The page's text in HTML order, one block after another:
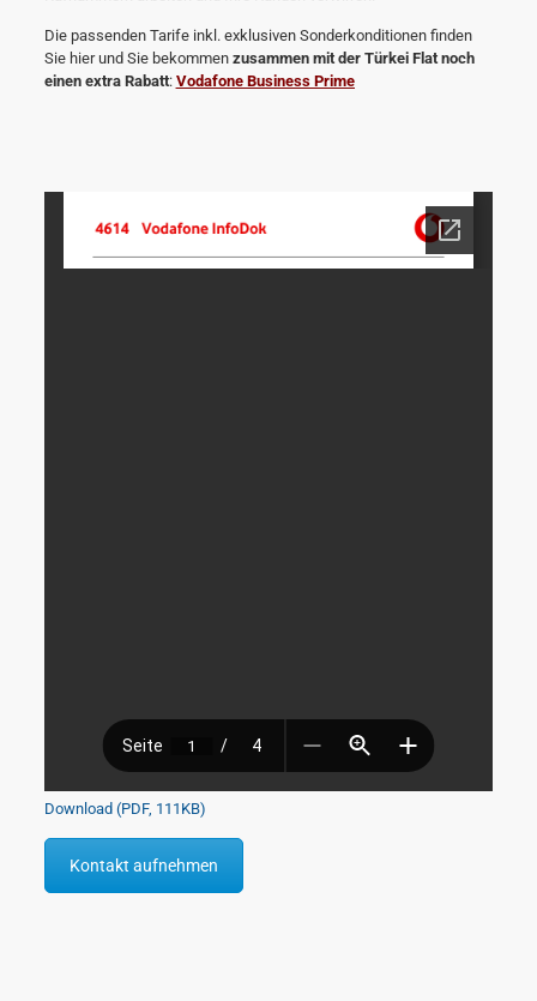
Die passenden Tarife inkl. exklusiven Sonderkonditionen finden
Sie hier und Sie bekommen zusammen mit der Türkei Flat noch
einen extra Rabatt: Vodafone Business Prime
Download (PDF, 111KB)
Kontakt aufnehmen